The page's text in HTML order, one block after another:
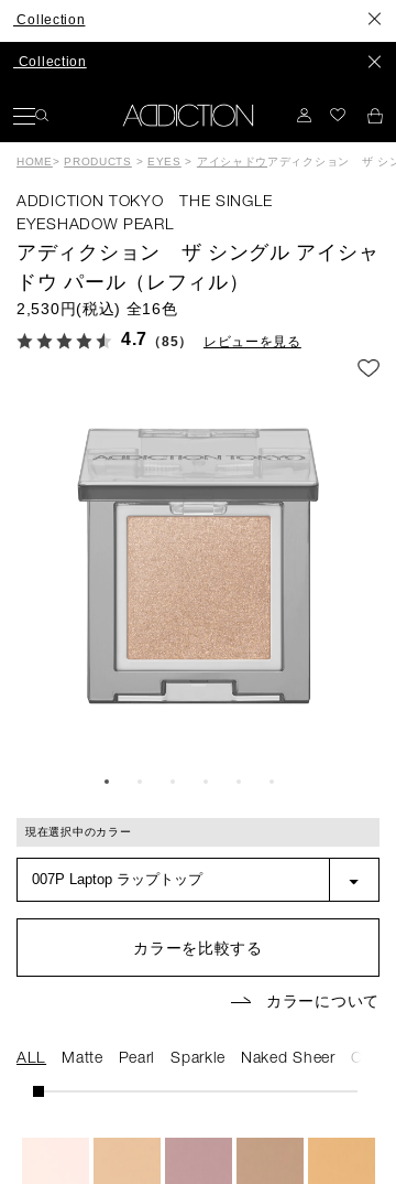
HOME> PRODUCTS > EYES > アイシャドウ アディクション ザ シ
ADDICTION TOKYO THE SINGLE
EYESHADOW PEARL
アディクション ザ シングル アイシャ
ドウ パール（レフィル）
2,530円(税込) 全16色
4.7 （85） レビューを見る
現在選択中のカラー
カラーを比較する
カラーについて
ALL Matte Pearl Sparkle Naked Sheer Cream